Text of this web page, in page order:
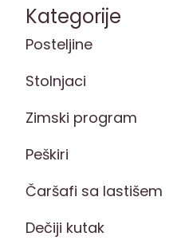
Kategorije
Posteljine
Stolnjaci
Zimski program
Peškiri
Čaršafi sa lastišem
Dečiji kutak